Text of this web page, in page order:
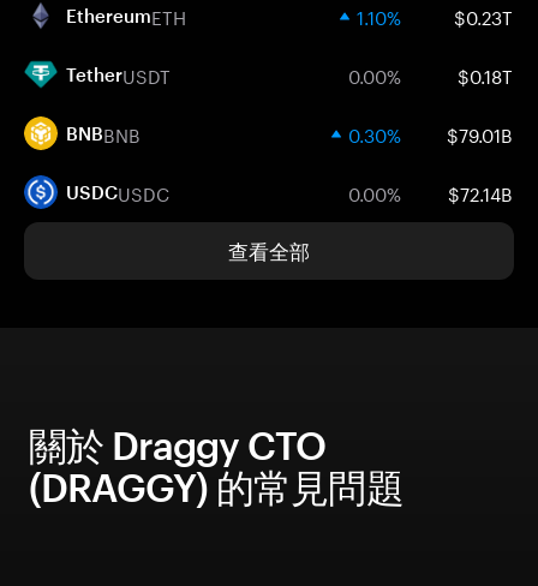
EthereumETH 1.10% $0.23T
TetherUSDT 0.00% $0.18T
BNBBNB 0.30% $79.01B
USDCUSDC 0.00% $72.14B
查看全部
關於 Draggy CTO
(DRAGGY) 的常見問題